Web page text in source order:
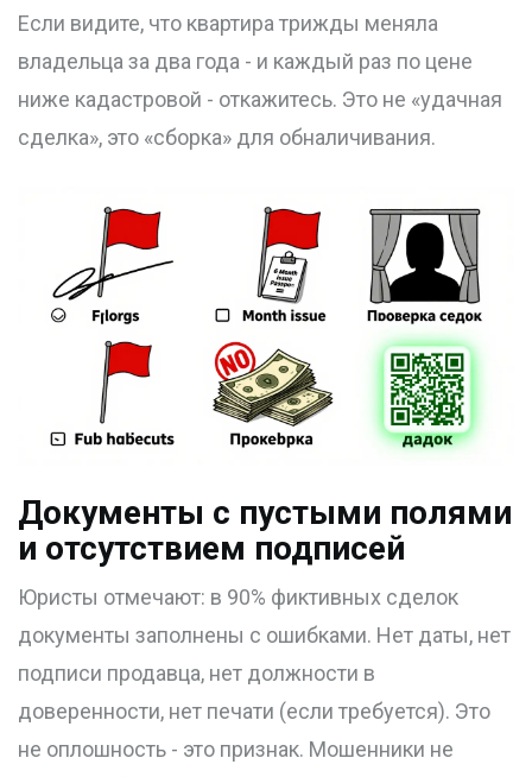
Если видите, что квартира трижды меняла
владельца за два года - и каждый раз по цене
ниже кадастровой - откажитесь. Это не «удачная
сделка», это «сборка» для обналичивания.
Документы с пустыми полями
и отсутствием подписей
Юристы отмечают: в 90% фиктивных сделок
документы заполнены с ошибками. Нет даты, нет
подписи продавца, нет должности в
доверенности, нет печати (если требуется). Это
не оплошность - это признак. Мошенники не